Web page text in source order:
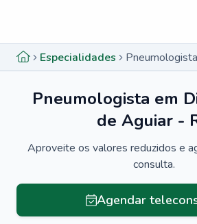
Especialidades
Pneumologista em
de Aguiar -
Aproveite os valores reduzidos e
consulta.
Agendar